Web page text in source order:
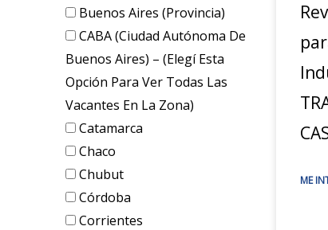
Buenos Aires (provincia)
CABA (Ciudad Autónoma De
Buenos Aires) – (elegí Esta
Opción Para Ver Todas Las
Vacantes En La Zona)
Catamarca
Chaco
Chubut
Córdoba
Corrientes
ME